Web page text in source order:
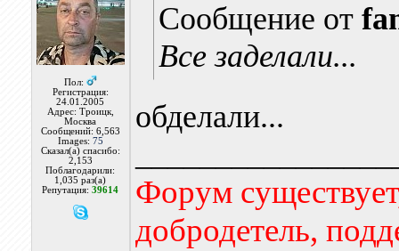
Пол:
Регистрация:
24.01.2005
Адрес: Троицк,
Москва
Сообщений: 6,563
Images: 75
Сказал(а) спасибо:
2,153
Поблагодарили:
1,035 раз(а)
Репутация:39614
Сообщение от
Все заделали...
обделали...
Форум
добродетель,